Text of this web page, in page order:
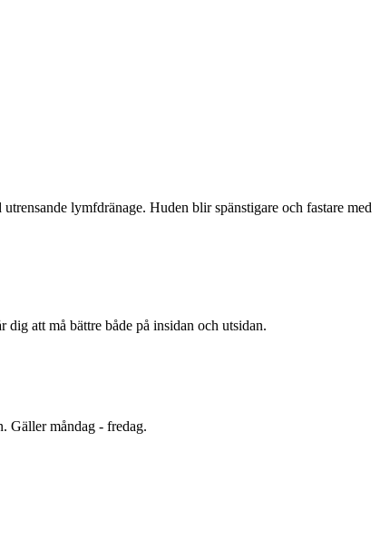
lymfdränage. Huden blir spänstigare och fastare med
att må bättre både på insidan och utsidan.
Gäller måndag - fredag.